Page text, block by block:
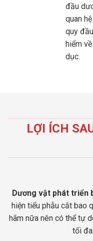
đầu
quan
quy
hiểm
dục.
LỢI ÍCH
Dương vật phát triển
hiện tiểu phẫu cắt bao
hãm nữa nên có thể tự
tối